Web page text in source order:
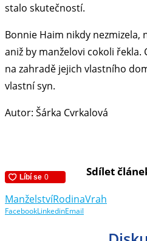
stalo skutečností.
Bonnie Haim nikdy nezmizela,
aniž by manželovi cokoli řekla.
na zahradě jejich vlastního
vlastní syn.
Autor: Šárka Cvrkalová
Sdílet
ManželstvíRodinaVrah
FacebookLinkedinEmail